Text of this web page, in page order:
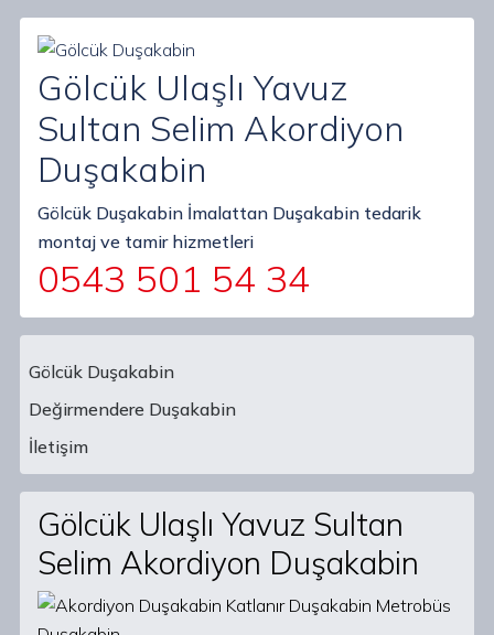
Gölcük Ulaşlı Yavuz
Sultan Selim Akordiyon
Duşakabin
Gölcük Duşakabin İmalattan Duşakabin tedarik
montaj ve tamir hizmetleri
0543 501 54 34
Main Navigation
Gölcük Duşakabin
Değirmendere Duşakabin
İletişim
Gölcük Ulaşlı Yavuz Sultan
Selim Akordiyon Duşakabin